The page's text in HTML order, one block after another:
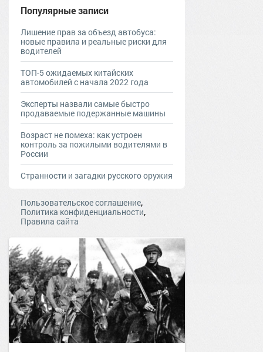
Популярные записи
Лишение прав за объезд автобуса:
новые правила и реальные риски для
водителей
ТОП-5 ожидаемых китайских
автомобилей с начала 2022 года
Эксперты назвали самые быстро
продаваемые подержанные машины
Возраст не помеха: как устроен
контроль за пожилыми водителями в
России
Странности и загадки русского оружия
Пользовательское соглашение,
Политика конфиденциальности,
Правила сайта